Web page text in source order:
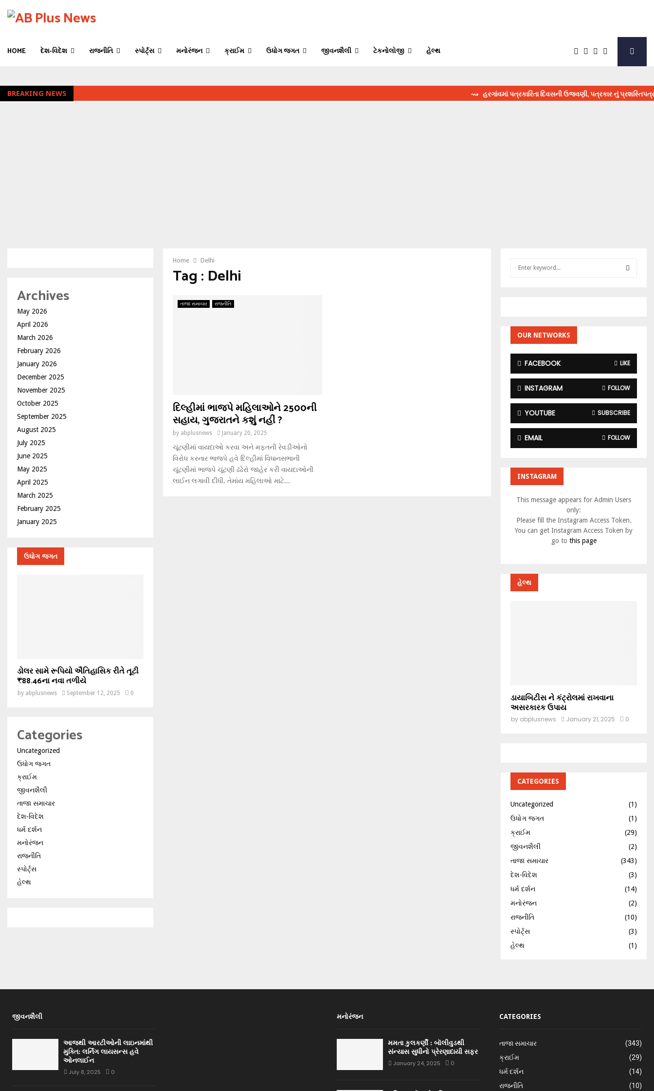
HOME દેશ-વિદેશ રાજનીતિ સ્પોર્ટ્સ મનોરંજન ક્રાઈમ ઉધોગ જગત જીવનશૈલી ટેકનોલોજી હેલ્થ
BREAKING NEWS ⇝ હરગાંવમાં પત્રકારિતા દિવસની ઉજવણી, પત્રકાર નું પ્રશસ્તિપત્ર
Home Delhi
Tag : Delhi
તાજા સમાચાર રાજનીતિ
દિલ્હીમાં ભાજપે મહિલાઓને 2500ની
સહાય, ગુજરાતને કશું નહીં ?
by abplusnews January 20, 2025
ચૂંટણીમાં વાયદાઓ કરવા અને મફતની રેવડીઓનો
વિરોધ કરનાર ભાજપે હવે દિલ્હીમાં વિધાનસભાની
ચૂંટણીમાં ભાજપે ચૂંટણી ઢંઢેરો જાહેર કરી વાયદાઓની
લાઈન લગાવી દીધી. તેમાંય મહિલાઓ માટે...
Archives
May 2026
April 2026
March 2026
February 2026
January 2026
December 2025
November 2025
October 2025
September 2025
August 2025
July 2025
June 2025
May 2025
April 2025
March 2025
February 2025
January 2025
ઉધોગ જગત
ડોલર સામે રૂપિયો ઐતિહાસિક રીતે તૂટી
₹88.46ના નવા તળીયે
by abplusnews September 12, 2025 0
Categories
Uncategorized
ઉધોગ જગત
ક્રાઈમ
જીવનશૈલી
તાજા સમાચાર
દેશ-વિદેશ
ધર્મ દર્શન
મનોરંજન
રાજનીતિ
સ્પોર્ટ્સ
હેલ્થ
r
:
C
H
OUR NETWORKS
FACEBOOK LIKE
INSTAGRAM FOLLOW
YOUTUBE SUBSCRIBE
EMAIL FOLLOW
INSTAGRAM
This message appears for Admin Users
only:
Please fill the Instagram Access Token.
You can get Instagram Access Token by
go to this page
હેલ્થ
ડાયાબિટીસ ને કંટ્રોલમાં રાખવાના
અસરકારક ઉપાય
by abplusnews January 21, 2025 0
CATEGORIES
Uncategorized
(1)
ઉધોગ જગત
(1)
ક્રાઈમ
(29)
જીવનશૈલી
(2)
તાજા સમાચાર
(343)
દેશ-વિદેશ
(3)
ધર્મ દર્શન
(14)
મનોરંજન
(2)
રાજનીતિ
(10)
સ્પોર્ટ્સ
(3)
હેલ્થ
(1)
જીવનશૈલી
આજથી આરટીઓની લાઇનમાંથી
મુક્તિ: લર્નિંગ લાયસન્સ હવે
ઓનલાઈન
July 8, 2025 0
મનોરંજન
મમતા કુલકર્ણી : બૉલીવુડથી
સંન્યાસ સુધીનો પ્રેરણાદાયી સફર
January 24, 2025 0
CATEGORIES
તાજા સમાચાર
(343)
ક્રાઈમ
(29)
ધર્મ દર્શન
(14)
રાજનીતિ
(10)